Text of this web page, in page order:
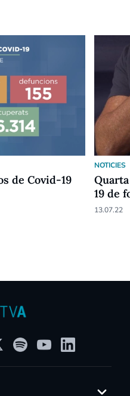
de Covid-19
NOTICIES
19 de
anys
13.07.22